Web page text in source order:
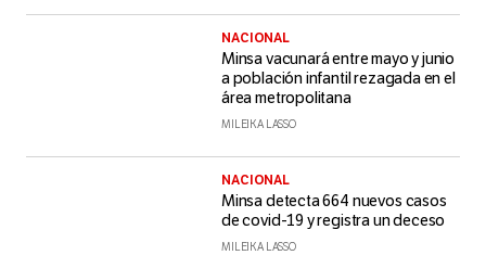
NACIONAL
Minsa vacunará entre mayo y junio
a población infantil rezagada en el
área metropolitana
MILEIKA LASSO
NACIONAL
Minsa detecta 664 nuevos casos
de covid-19 y registra un deceso
MILEIKA LASSO